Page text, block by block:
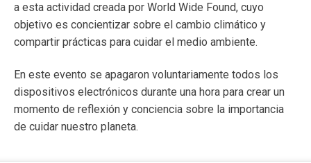
a esta actividad creada por World Wide Found, cuyo
objetivo es concientizar sobre el cambio climático y
compartir prácticas para cuidar el medio ambiente.
En este evento se apagaron voluntariamente todos los
dispositivos electrónicos durante una hora para crear un
momento de reflexión y conciencia sobre la importancia
de cuidar nuestro planeta.